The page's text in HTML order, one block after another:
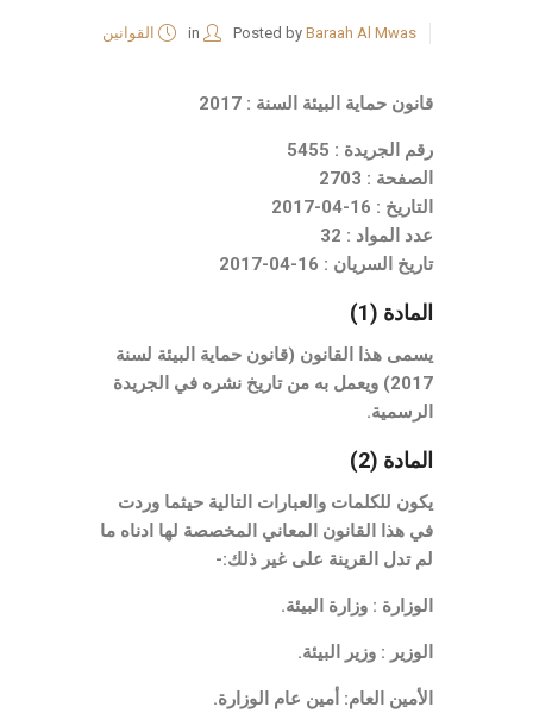
Posted by Baraah Al Mwas
in القوانين
قانون حماية البيئة السنة : 2017
رقم الجريدة : 5455
الصفحة : 2703
التاريخ : 16-04-2017
عدد المواد : 32
تاريخ السريان : 16-04-2017
المادة (1)
يسمى هذا القانون (قانون حماية البيئة لسنة
2017) ويعمل به من تاريخ نشره في الجريدة
الرسمية.
المادة (2)
يكون للكلمات والعبارات التالية حيثما وردت
في هذا القانون المعاني المخصصة لها ادناه ما
لم تدل القرينة على غير ذلك:-
الوزارة : وزارة البيئة.
الوزير : وزير البيئة.
الأمين العام: أمين عام الوزارة.